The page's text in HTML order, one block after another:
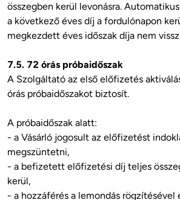
összegben kerül levonásra.
a következő éves díj a fordulónapon
megkezdett éves időszak díja nem
7.5. 72 órás próbaidőszak
A Szolgáltató az első előfizetés
órás próbaidőszakot biztosít.
A próbaidőszak alatt:
- a Vásárló jogosult az előfizetést
megszüntetni,
- a befizetett előfizetési díj teljes
kerül,
- a hozzáférés a lemondás rögzítésével